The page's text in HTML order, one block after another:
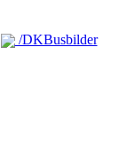
/DKBusbilder